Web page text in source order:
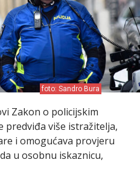
foto: Sandro Bura
Zakon o policijskim
predviđa više istražitelja,
i omogućava provjeru
u osobnu iskaznicu,